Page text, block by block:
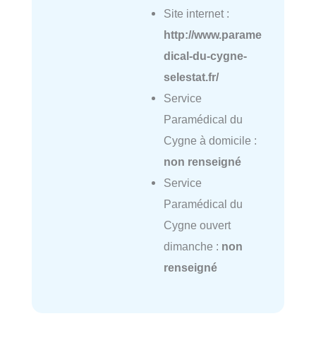
Site internet :
http://www.parame
dical-du-cygne-
selestat.fr/
Service
Paramédical du
Cygne à domicile :
non renseigné
Service
Paramédical du
Cygne ouvert
dimanche : non
renseigné